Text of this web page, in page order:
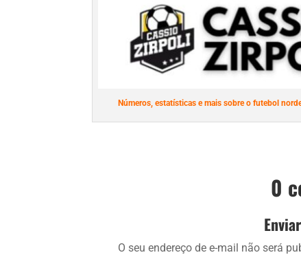
Números, estatísticas e mais sobre o futebol
0
O seu endereço de e-mail não será